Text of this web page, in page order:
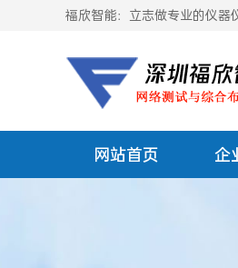
福欣智能：立志做专业的仪器
网站首页 企